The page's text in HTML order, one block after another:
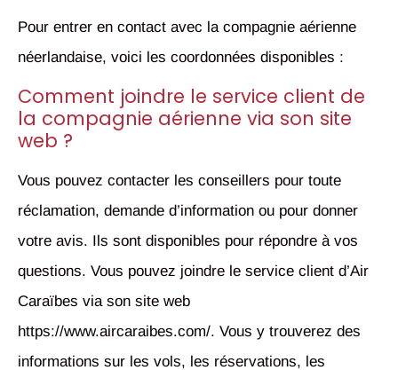
Pour entrer en contact avec la compagnie aérienne
néerlandaise, voici les coordonnées disponibles :
Comment joindre le service client de
la compagnie aérienne via son site
web ?
Vous pouvez contacter les conseillers pour toute
réclamation, demande d’information ou pour donner
votre avis. Ils sont disponibles pour répondre à vos
questions. Vous pouvez joindre le service client d’Air
Caraïbes via son site web
https://www.aircaraibes.com/. Vous y trouverez des
informations sur les vols, les réservations, les